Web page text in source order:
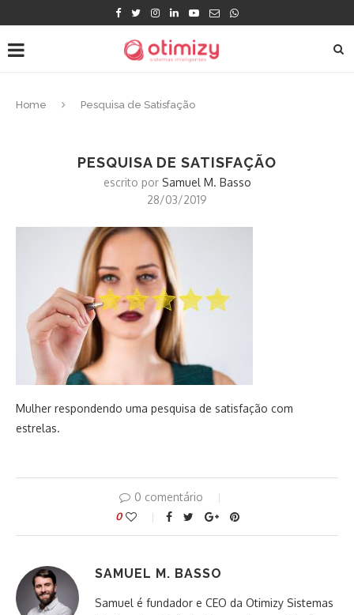
Home Pesquisa de Satisfação
PESQUISA DE SATISFAÇÃO
escrito por Samuel M. Basso
28/03/2019
Mulher respondendo uma pesquisa de satisfação com
estrelas.
0 comentário
0
SAMUEL M. BASSO
Samuel é fundador e CEO da Otimizy Sistemas